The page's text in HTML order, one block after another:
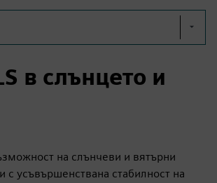
в слънцето и
на слънчеви и вятърни
с усъвършенствана стабилност на